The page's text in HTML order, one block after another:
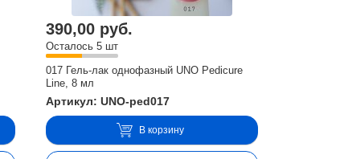
390,00 руб.
Осталось 5 шт
017 Гель-лак однофазный UNO Pedicure
Line, 8 мл
Артикул: UNO-ped017
В корзину